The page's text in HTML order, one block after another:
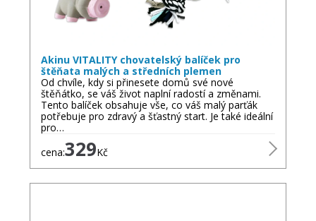
Akinu VITALITY chovatelský balíček pro
štěňata malých a středních plemen
Od chvíle, kdy si přinesete domů své nové
štěňátko, se váš život naplní radostí a změnami.
Tento balíček obsahuje vše, co váš malý parťák
potřebuje pro zdravý a šťastný start. Je také ideální
pro…
cena:329Kč